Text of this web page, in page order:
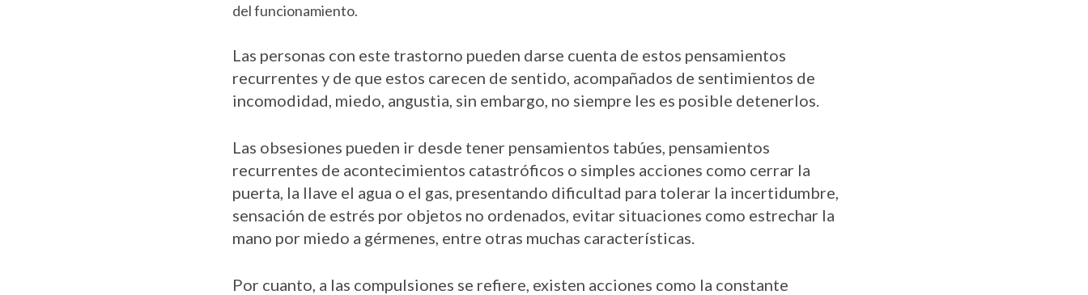
del funcionamiento.
Las personas con este trastorno pueden darse cuenta de estos pensamientos
recurrentes y de que estos carecen de sentido, acompañados de sentimientos de
incomodidad, miedo, angustia, sin embargo, no siempre les es posible detenerlos.
Las obsesiones pueden ir desde tener pensamientos tabúes, pensamientos
recurrentes de acontecimientos catastróficos o simples acciones como cerrar la
puerta, la llave el agua o el gas, presentando dificultad para tolerar la incertidumbre,
sensación de estrés por objetos no ordenados, evitar situaciones como estrechar la
mano por miedo a gérmenes, entre otras muchas características.
Por cuanto, a las compulsiones se refiere, existen acciones como la constante